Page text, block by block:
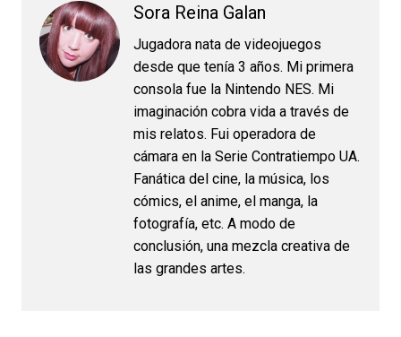
Sora Reina Galan
Jugadora nata de videojuegos
desde que tenía 3 años. Mi primera
consola fue la Nintendo NES. Mi
imaginación cobra vida a través de
mis relatos. Fui operadora de
cámara en la Serie Contratiempo UA.
Fanática del cine, la música, los
cómics, el anime, el manga, la
fotografía, etc. A modo de
conclusión, una mezcla creativa de
las grandes artes.